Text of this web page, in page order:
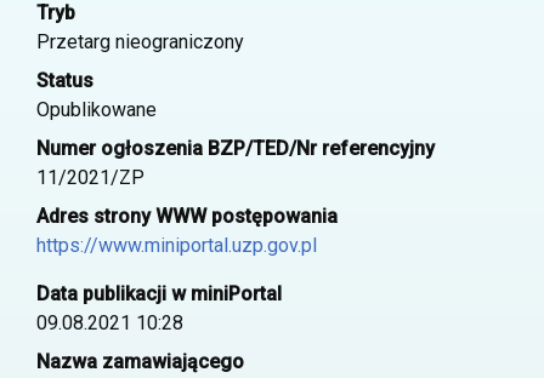
Tryb
Przetarg nieograniczony
Status
Opublikowane
Numer ogłoszenia BZP/TED/Nr referencyjny
11/2021/ZP
Adres strony WWW postępowania
https://www.miniportal.uzp.gov.pl
Data publikacji w miniPortal
09.08.2021 10:28
Nazwa zamawiającego